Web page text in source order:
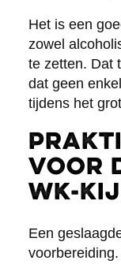
Het is een
zowel
te zetten. Dat
dat geen
tijdens het
voor
WK-
Een